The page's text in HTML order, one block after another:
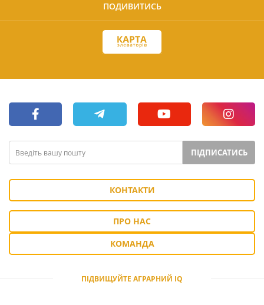
ПОДИВИТИСЬ
ПІДПИСАТИСЬ
КОНТАКТИ
ПРО НАС
КОМАНДА
ПІДВИЩУЙТЕ АГРАРНИЙ IQ